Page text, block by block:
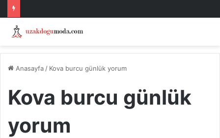
Anasayfa / Kova burcu günlük yorum
Kova burcu günlük
yorum